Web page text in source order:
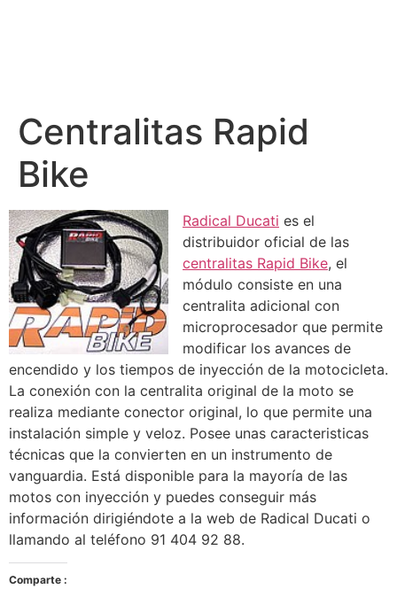
Centralitas Rapid
Bike
Radical Ducati es el
distribuidor oficial de las
centralitas Rapid Bike, el
módulo consiste en una
centralita adicional con
microprocesador que permite
modificar los avances de
encendido y los tiempos de inyección de la motocicleta.
La conexión con la centralita original de la moto se
realiza mediante conector original, lo que permite una
instalación simple y veloz. Posee unas caracteristicas
técnicas que la convierten en un instrumento de
vanguardia. Está disponible para la mayoría de las
motos con inyección y puedes conseguir más
información dirigiéndote a la web de Radical Ducati o
llamando al teléfono 91 404 92 88.
Comparte :